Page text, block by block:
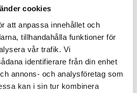
cookies
att anpassa innehållet och
tillhandahålla funktioner för
vår trafik. Vi
identifierare från din enhet
annons- och analysföretag som
kan i sin tur kombinera
erkänner fel: ”Kommer
till”